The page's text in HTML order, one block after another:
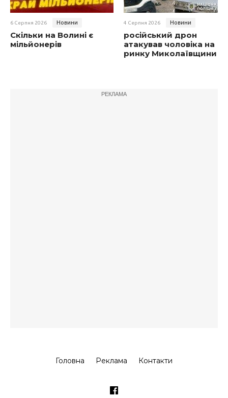
6 Серпня 2026 Новини
Скільки на Волині є
мільйонерів
4 Серпня 2026 Новини
російський дрон
атакував чоловіка на
ринку Миколаївщини
РЕКЛАМА
Головна Реклама Контакти